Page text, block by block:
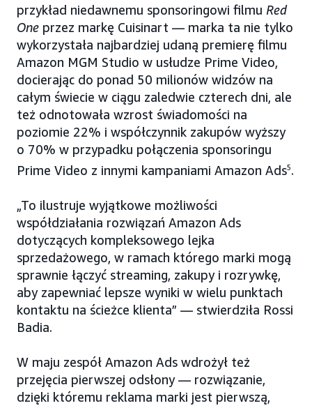
przykład niedawnemu sponsoringowi filmu Red
One przez markę Cuisinart — marka ta nie tylko
wykorzystała najbardziej udaną premierę filmu
Amazon MGM Studio w usłudze Prime Video,
docierając do ponad 50 milionów widzów na
całym świecie w ciągu zaledwie czterech dni, ale
też odnotowała wzrost świadomości na
poziomie 22% i współczynnik zakupów wyższy
o 70% w przypadku połączenia sponsoringu
Prime Video z innymi kampaniami Amazon Ads5.
„To ilustruje wyjątkowe możliwości
współdziałania rozwiązań Amazon Ads
dotyczących kompleksowego lejka
sprzedażowego, w ramach którego marki mogą
sprawnie łączyć streaming, zakupy i rozrywkę,
aby zapewniać lepsze wyniki w wielu punktach
kontaktu na ścieżce klienta” — stwierdziła Rossi
Badia.
W maju zespół Amazon Ads wdrożył też
przejęcia pierwszej odsłony — rozwiązanie,
dzięki któremu reklama marki jest pierwszą,